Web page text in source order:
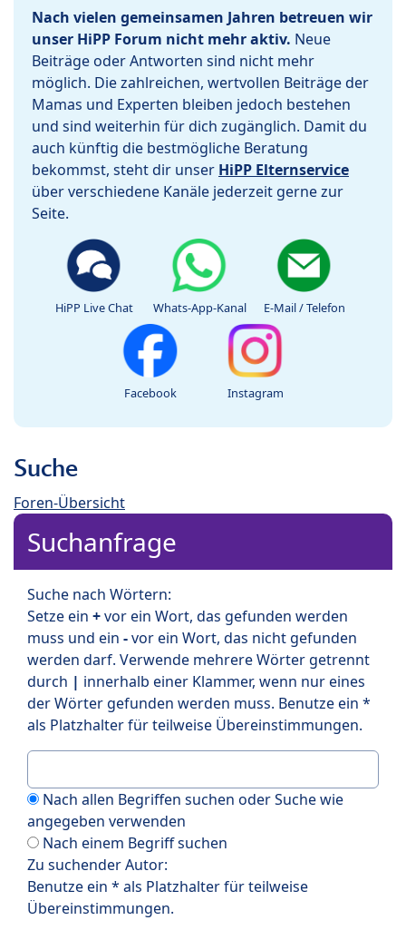
Nach vielen gemeinsamen Jahren betreuen wir
unser HiPP Forum nicht mehr aktiv. Neue
Beiträge oder Antworten sind nicht mehr
möglich. Die zahlreichen, wertvollen Beiträge der
Mamas und Experten bleiben jedoch bestehen
und sind weiterhin für dich zugänglich. Damit du
auch künftig die bestmögliche Beratung
bekommst, steht dir unser HiPP Elternservice
über verschiedene Kanäle jederzeit gerne zur
Seite.
HiPP Live Chat Whats-App-Kanal E-Mail / Telefon
Facebook Instagram
Suche
Foren-Übersicht
Suchanfrage
Suche nach Wörtern:
Setze ein +vor ein Wort, das gefunden werden
muss und ein -vor ein Wort, das nicht gefunden
werden darf. Verwende mehrere Wörter getrennt
durch | innerhalb einer Klammer, wenn nur eines
der Wörter gefunden werden muss. Benutze ein *
als Platzhalter für teilweise Übereinstimmungen.
Nach allen Begriffen suchen oder Suche wie
angegeben verwenden
Nach einem Begriff suchen
Zu suchender Autor:
Benutze ein * als Platzhalter für teilweise
Übereinstimmungen.